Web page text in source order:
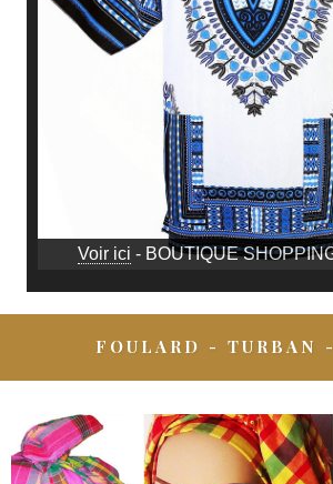
Voir ici - BOUTIQUE
FOULARD - TURBAN